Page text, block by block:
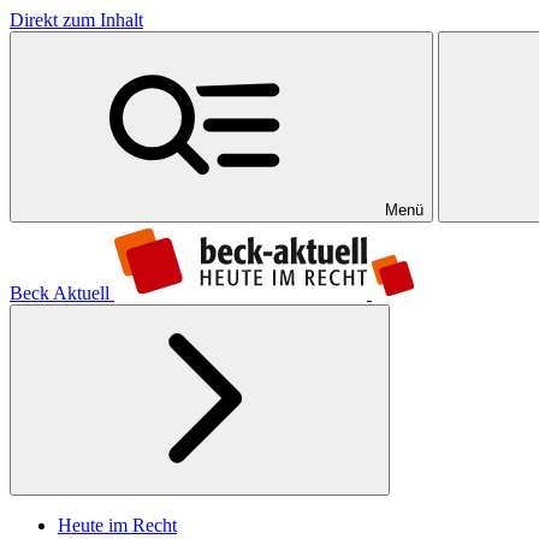
Direkt zum Inhalt
Menü
Beck Aktuell
Heute im Recht